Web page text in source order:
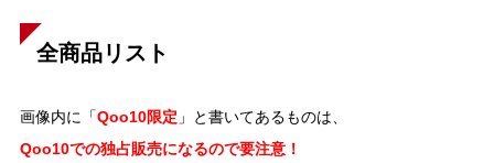
全商品リスト
画像内に「 Qoo10限定」と書いてあるものは、
Qoo10での独占販売になるので要注意！